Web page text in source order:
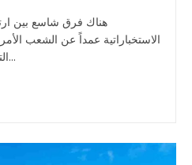
هناك فرق شاسع بين
الاستخباراتية عمداً عن الشعب
التي رفعت عنها السرية لا تصف...